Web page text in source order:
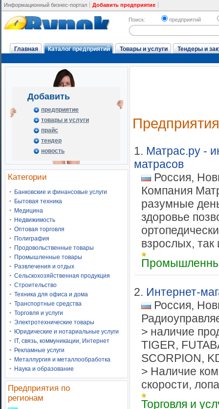
Информационный бизнес-портал Добавить предприятие
Поиск: предприятий
Главная Каталог предприятий Товары и услуги Тендеры и
Добавить
предприятие
товары и услуги
прайс
тендер
новость
Категории
Банковские и финансовые услуги
Бытовая техника
Медицина
Недвижимость
Оптовая торговля
Полиграфия
Продовольственные товары
Промышленные товары
Развлечения и отдых
Сельскохозяйственная продукция
Строительство
Техника для офиса и дома
Транспортные средства
Торговля и услуги
Электротехнические товары
Юридические и нотариальные услуги
IT, связь, коммуникации, Интернет
Рекламные услуги
Металлургия и металлообработка
Наука и образование
Предприятия по
регионам
Предприятия
1. Матрас.ру -
матрасов
Россия,
Компания
разумные
здоровье
взрослых, так
2. Интернет-
Россия,
> наличие
TIGER,
SCORPION,
> Наличие
скорости,
Торговля и